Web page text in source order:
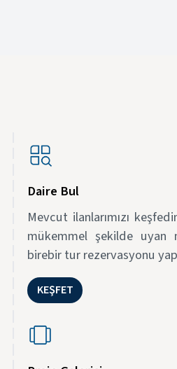
Daire Bul
Mevcut ilanlarımızı
mükemmel şekilde uyan
birebir tur rezervasyonu
KEŞFET